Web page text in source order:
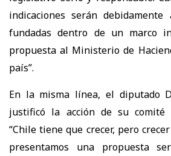
indicaciones serán debidamente
fundadas dentro de un marco
propuesta al Ministerio de
país”.
En la misma línea, el diputado
justificó la acción de su comité
“Chile tiene que crecer, pero
presentamos una propuesta